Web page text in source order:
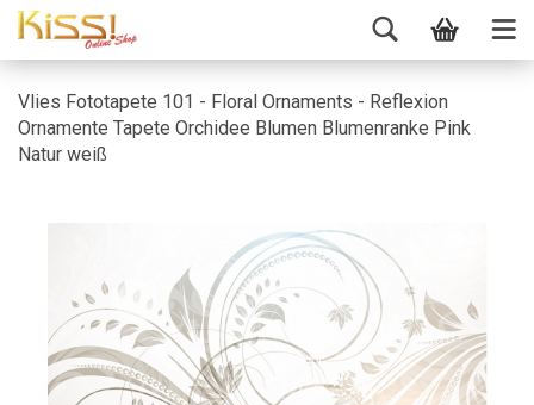
Vlies Fototapete 101 - Floral Ornaments - Reflexion
Ornamente Tapete Orchidee Blumen Blumenranke Pink
Natur weiß